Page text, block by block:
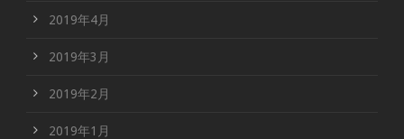
2019年4月
2019年3月
2019年2月
2019年1月